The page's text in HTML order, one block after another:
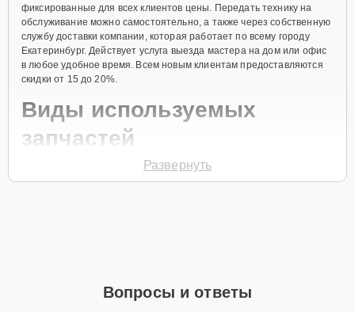
фиксированные для всех клиентов цены. Передать технику на
обслуживание можно самостоятельно, а также через собственную
службу доставки компании, которая работает по всему городу
Екатеринбург. Действует услуга выезда мастера на дом или офис
в любое удобное время. Всем новым клиентам предоставляются
скидки от 15 до 20%.
Виды используемых
запчастей
Для ремонта телефона модели 7c предлагаются как
активное использование устройства дольше
Развернуть
Вопросы и ответы